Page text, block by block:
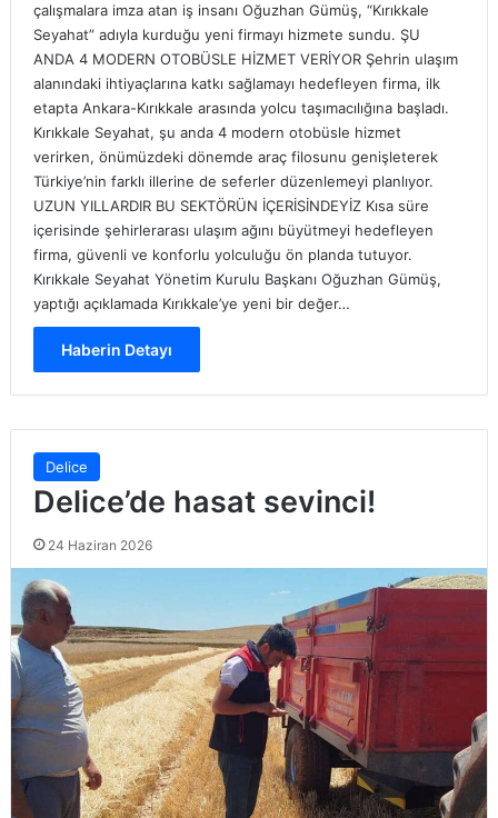
çalışmalara imza atan iş insanı Oğuzhan Gümüş, “Kırıkkale
Seyahat” adıyla kurduğu yeni firmayı hizmete sundu. ŞU
ANDA 4 MODERN OTOBÜSLE HİZMET VERİYOR Şehrin ulaşım
alanındaki ihtiyaçlarına katkı sağlamayı hedefleyen firma, ilk
etapta Ankara-Kırıkkale arasında yolcu taşımacılığına başladı.
Kırıkkale Seyahat, şu anda 4 modern otobüsle hizmet
verirken, önümüzdeki dönemde araç filosunu genişleterek
Türkiye’nin farklı illerine de seferler düzenlemeyi planlıyor.
UZUN YILLARDIR BU SEKTÖRÜN İÇERİSİNDEYİZ Kısa süre
içerisinde şehirlerarası ulaşım ağını büyütmeyi hedefleyen
firma, güvenli ve konforlu yolculuğu ön planda tutuyor.
Kırıkkale Seyahat Yönetim Kurulu Başkanı Oğuzhan Gümüş,
yaptığı açıklamada Kırıkkale’ye yeni bir değer…
Haberin Detayı
Delice
Delice’de hasat sevinci!
24 Haziran 2026